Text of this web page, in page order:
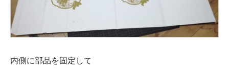
内側に部品を固定して